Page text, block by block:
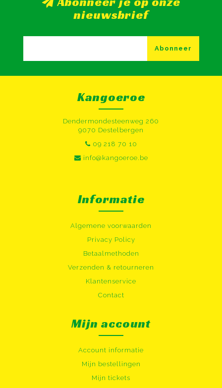
nieuwsbrief
Abonneer
Kangoeroe
Dendermondesteenweg 260
9070 Destelbergen
09 218 70 10
info@kangoeroe.be
Informatie
Algemene voorwaarden
Privacy Policy
Betaalmethoden
Verzenden & retourneren
Klantenservice
Contact
Mijn account
Account informatie
Mijn bestellingen
Mijn tickets